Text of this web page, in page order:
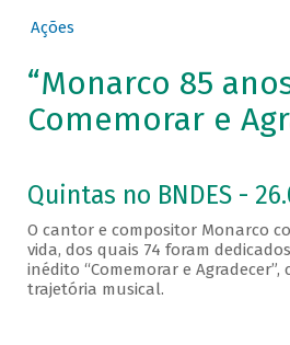
Ações
“Monarco 85
Comemorar e
Quintas no BNDES -
O cantor e compositor Monarco
vida, dos quais 74 foram
inédito “Comemorar e
trajetória musical.